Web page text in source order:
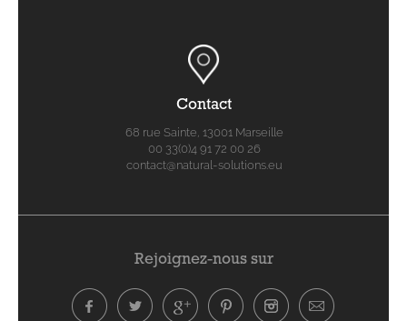
Contact
68 rue Sainte, 13001 Marseille
00 33(0)4 91 72 00 26
contact@natural-solutions.eu
Rejoignez-nous sur